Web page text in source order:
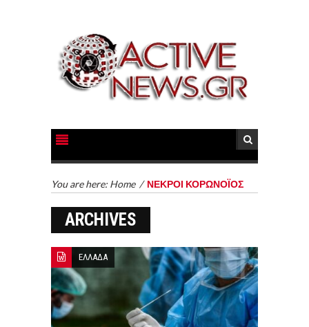
You are here: Home / ΝΕΚΡΟΙ ΚΟΡΩΝΟΪΟΣ
ARCHIVES
ΕΛΛΑΔΑ